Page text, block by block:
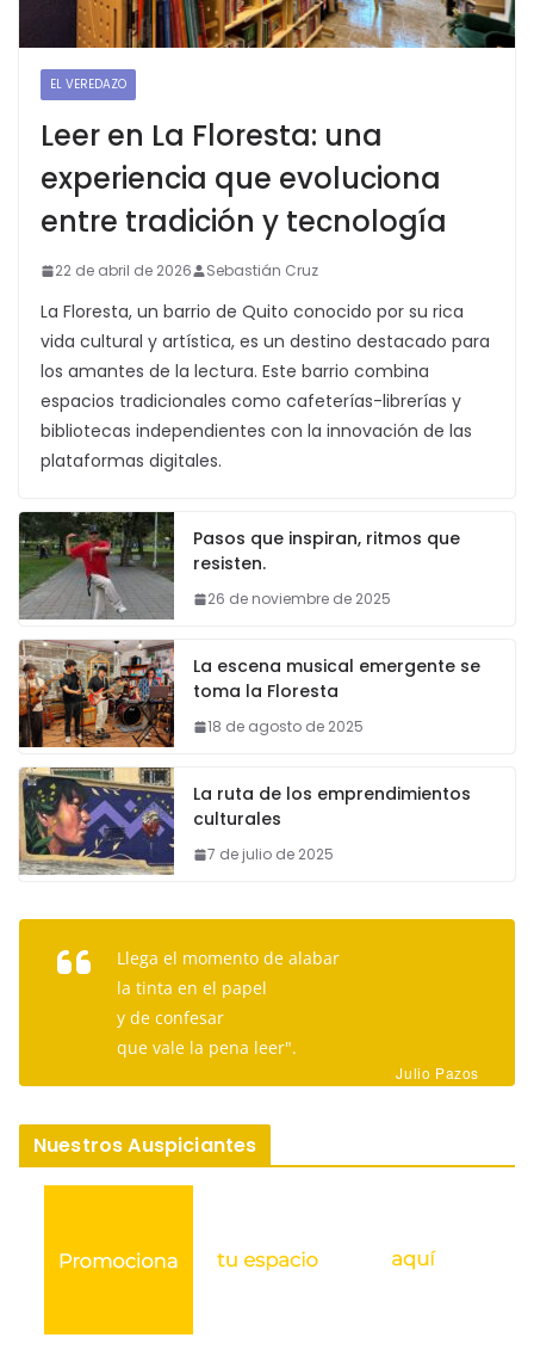
EL VEREDAZO
Leer en La Floresta: una
experiencia que evoluciona
entre tradición y tecnología
22 de abril de 2026 Sebastián Cruz
La Floresta, un barrio de Quito conocido por su rica
vida cultural y artística, es un destino destacado para
los amantes de la lectura. Este barrio combina
espacios tradicionales como cafeterías-librerías y
bibliotecas independientes con la innovación de las
plataformas digitales.
Pasos que inspiran, ritmos que
resisten.
26 de noviembre de 2025
La escena musical emergente se
toma la Floresta
18 de agosto de 2025
La ruta de los emprendimientos
culturales
7 de julio de 2025
Llega el momento de alabar
la tinta en el papel
y de confesar
que vale la pena leer".
Julio Pazos
Nuestros Auspiciantes